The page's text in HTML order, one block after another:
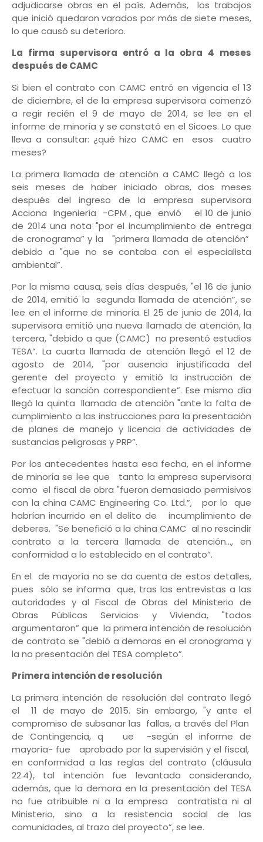
adjudicarse obras en el país. Además, los trabajos
que inició quedaron varados por más de siete meses,
lo que causó su deterioro.
La firma supervisora entró a la obra 4 meses
después de CAMC
Si bien el contrato con CAMC entró en vigencia el 13
de diciembre, el de la empresa supervisora comenzó
a regir recién el 9 de mayo de 2014, se lee en el
informe de minoría y se constató en el Sicoes. Lo que
lleva a consultar: ¿qué hizo CAMC en esos cuatro
meses?
La primera llamada de atención a CAMC llegó a los
seis meses de haber iniciado obras, dos meses
después del ingreso de la empresa supervisora
Acciona Ingeniería -CPM , que envió el 10 de junio
de 2014 una nota "por el incumplimiento de entrega
de cronograma” y la "primera llamada de atención”
debido a "que no se contaba con el especialista
ambiental”.
Por la misma causa, seis días después, "el 16 de junio
de 2014, emitió la segunda llamada de atención”, se
lee en el informe de minoría. El 25 de junio de 2014, la
supervisora emitió una nueva llamada de atención, la
tercera, "debido a que (CAMC) no presentó estudios
TESA”. La cuarta llamada de atención llegó el 12 de
agosto de 2014, "por ausencia injustificada del
gerente del proyecto y emitió la instrucción de
efectuar la sanción correspondiente”. Ese mismo día
llegó la quinta llamada de atención "ante la falta de
cumplimiento a las instrucciones para la presentación
de planes de manejo y licencia de actividades de
sustancias peligrosas y PRP”.
Por los antecedentes hasta esa fecha, en el informe
de minoría se lee que tanto la empresa supervisora
como el fiscal de obra "fueron demasiado permisivos
con la china CAMC Engineering Co. Ltd.”, por lo que
habrían incurrido en el delito de incumplimiento de
deberes. "Se benefició a la china CAMC al no rescindir
contrato a la tercera llamada de atención..., en
conformidad a lo establecido en el contrato”.
En el de mayoría no se da cuenta de estos detalles,
pues sólo se informa que, tras las entrevistas a las
autoridades y al Fiscal de Obras del Ministerio de
Obras Públicas Servicios y Vivienda, "todos
argumentaron” que la primera intención de resolución
de contrato se "debió a demoras en el cronograma y
la no presentación del TESA completo”.
Primera intención de resolución
La primera intención de resolución del contrato llegó
el 11 de mayo de 2015. Sin embargo, "y ante el
compromiso de subsanar las fallas, a través del Plan
de Contingencia, q ue -según el informe de
mayoría- fue aprobado por la supervisión y el fiscal,
en conformidad a las reglas del contrato (cláusula
22.4), tal intención fue levantada considerando,
además, que la demora en la presentación del TESA
no fue atribuible ni a la empresa contratista ni al
Ministerio, sino a la resistencia social de las
comunidades, al trazo del proyecto”, se lee.